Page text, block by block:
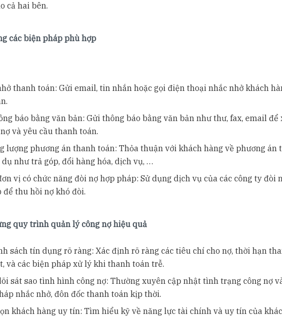
cả hai bên.
các biện pháp phù hợp
thanh toán: Gửi email, tin nhắn hoặc gọi điện thoại nhắc nhở khách
báo bằng văn bản: Gửi thông báo bằng văn bản như thư, fax, email để
và yêu cầu thanh toán.
lượng phương án thanh toán: Thỏa thuận với khách hàng về phương án
dụ như trả góp, đổi hàng hóa, dịch vụ, …
vị có chức năng đòi nợ hợp pháp: Sử dụng dịch vụ của các công ty đòi
để thu hồi nợ khó đòi.
quy trình quản lý công nợ hiệu quả
sách tín dụng rõ ràng: Xác định rõ ràng các tiêu chí cho nợ, thời hạn
và các biện pháp xử lý khi thanh toán trễ.
sát sao tình hình công nợ: Thường xuyên cập nhật tình trạng công nợ
nhắc nhở, đôn đốc thanh toán kịp thời.
khách hàng uy tín: Tìm hiểu kỹ về năng lực tài chính và uy tín của